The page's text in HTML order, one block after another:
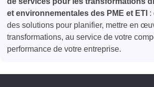
quel que soit le canal, avec tout son
relation à l’entreprise.
et environnementales des PME et ETI :
des solutions pour planifier, mettre en
transformations, au service de votre
performance de votre entreprise.